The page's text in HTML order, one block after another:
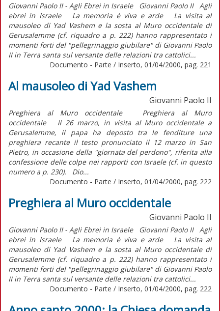
Giovanni Paolo II - Agli Ebrei in Israele Giovanni Paolo II Agli
ebrei in Israele La memoria è viva e arde La visita al
mausoleo di Yad Vashem e la sosta al Muro occidentale di
Gerusalemme (cf. riquadro a p. 222) hanno rappresentato i
momenti forti del "pellegrinaggio giubilare" di Giovanni Paolo
II in Terra santa sul versante delle relazioni tra cattolici...
Documento - Parte / Inserto, 01/04/2000, pag. 221
Al mausoleo di Yad Vashem
Giovanni Paolo II
Preghiera al Muro occidentale Preghiera al Muro
occidentale Il 26 marzo, in visita al Muro occidentale a
Gerusalemme, il papa ha deposto tra le fenditure una
preghiera recante il testo pronunciato il 12 marzo in San
Pietro, in occasione della "giornata del perdono", riferita alla
confessione delle colpe nei rapporti con Israele (cf. in questo
numero a p. 230). Dio...
Documento - Parte / Inserto, 01/04/2000, pag. 222
Preghiera al Muro occidentale
Giovanni Paolo II
Giovanni Paolo II - Agli Ebrei in Israele Giovanni Paolo II Agli
ebrei in Israele La memoria è viva e arde La visita al
mausoleo di Yad Vashem e la sosta al Muro occidentale di
Gerusalemme (cf. riquadro a p. 222) hanno rappresentato i
momenti forti del "pellegrinaggio giubilare" di Giovanni Paolo
II in Terra santa sul versante delle relazioni tra cattolici...
Documento - Parte / Inserto, 01/04/2000, pag. 222